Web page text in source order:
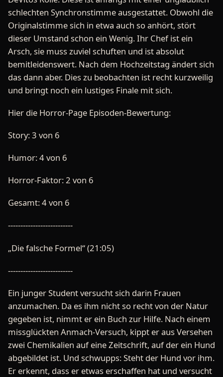
schlechten Synchronstimme ausgestattet. Obwohl die
Originalstimme sich in etwa auch so anhört, stört
dieser Umstand schon ein Wenig. Ihr Chef ist ein
Arsch, sie muss zuviel schuften und ist absolut
bemitleidenswert. Nach dem Hochzeitstag ändert sich
das dann aber. Dies zu beobachten ist recht kurzweilig
und bringt noch ein lustiges Finale mit sich.
Hier die Horror-Page Episoden-Bewertung:
Story: 3 von 6
Humor: 4 von 6
Horror-Faktor: 2 von 6
Gesamt: 4 von 6
--------------------------
„Die falsche Formel“ (21:05)
--------------------------
Ein junger Student versucht sich darin Frauen
anzumachen. Da es ihm nicht so recht von der Natur
gegeben ist, nimmt er ein Buch zur Hilfe. Nach einem
missglückten Anmach-Versuch, kippt er aus Versehen
zwei Chemikalien auf eine Zeitschrift, auf der ein Hund
abgebildet ist. Und schwupps: Steht der Hund vor ihm.
Er erkennt, dass er etwas erschaffen hat und versucht